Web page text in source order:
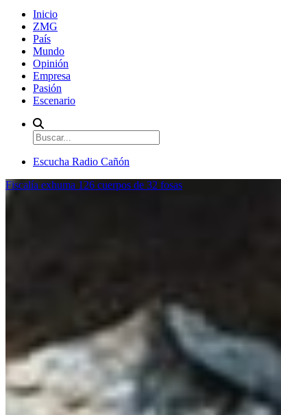
Inicio
ZMG
País
Mundo
Opinión
Empresa
Pasión
Escenario
Escucha Radio Cañón
Fiscalía exhuma 126 cuerpos de 32 fosas